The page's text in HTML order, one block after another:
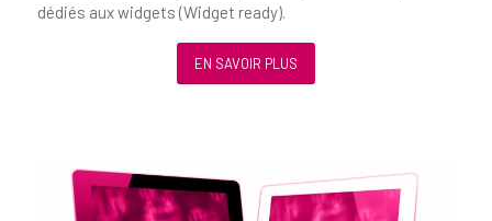
dédiés aux widgets (Widget ready).
EN SAVOIR PLUS